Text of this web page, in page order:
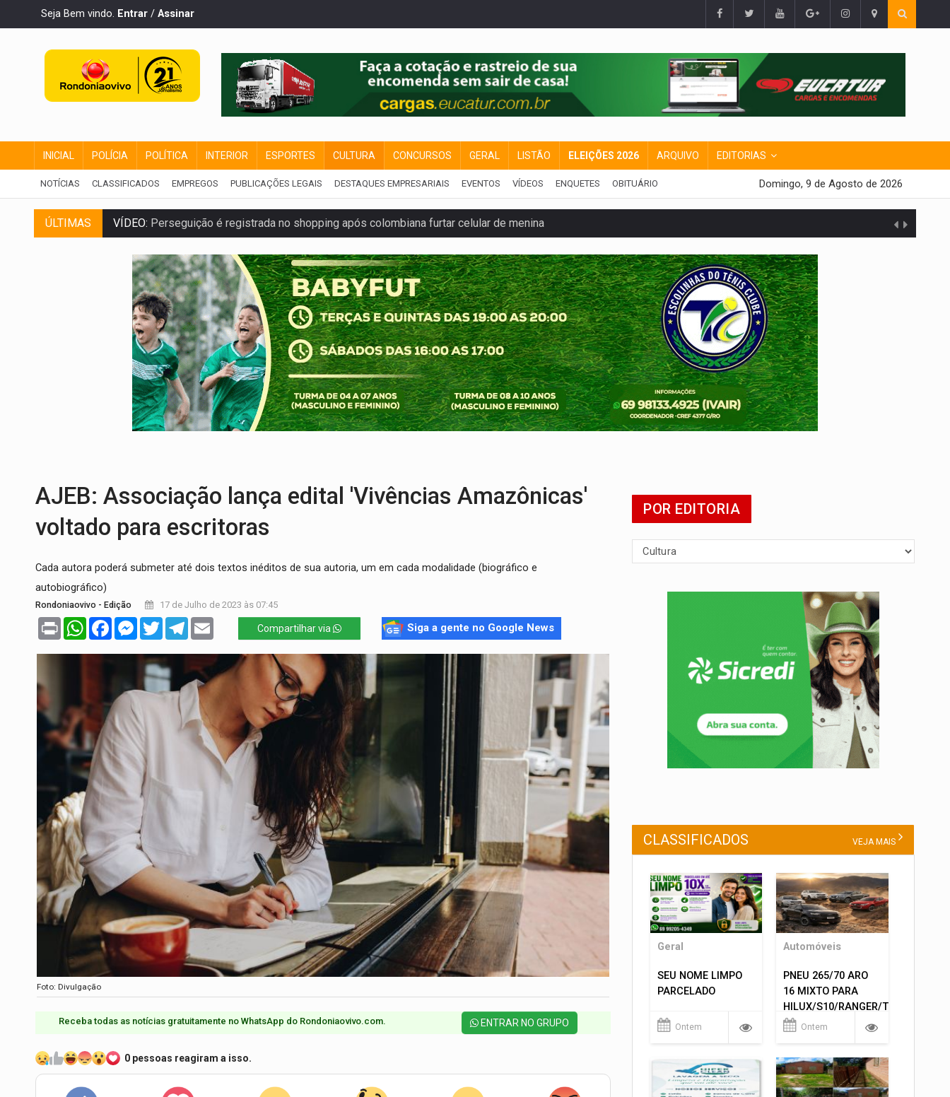
Seja Bem vindo. Entrar / Assinar
INICIAL POLÍCIA POLÍTICA INTERIOR ESPORTES CULTURA CONCURSOS GERAL LISTÃO ELEIÇÕES 2026 ARQUIVO EDITORIAS
NOTÍCIAS CLASSIFICADOS EMPREGOS PUBLICAÇÕES LEGAIS DESTAQUES EMPRESARIAIS EVENTOS VÍDEOS ENQUETES OBITUÁRIO Domingo, 9 de Agosto de 2026
ÚLTIMAS VÍDEO: Perseguição é registrada no shopping após colombiana furtar celular de menina
REFLORESTAMENTO:Plantar árvores não será mais suficiente para comprovar área recuperado
OVNIS NA LUA:Cientistas alertam para possível base secreta no satélite natural da Terra
ACABOU COM PEUGEOT:Incêndio destrói carro que era rebocado para oficina no Centro de Porto Velho
VÍDEO: Ladrão é filmado furtando moto na frente do bar da Marleide
BOLSAS DE PESQUISA:Iniciativa Amazônia+10 lança chamada para fortalecer cadeias da sociobioeconomia
MATERIAL:Brasil tem grandes reservas de urânio, mas produz pouco e importa combustível
AJEB: Associação lança edital 'Vivências Amazônicas'
voltado para escritoras
Cada autora poderá submeter até dois textos inéditos de sua autoria, um em cada modalidade (biográfico e
autobiográfico)
Rondoniaovivo - Edição 17 de Julho de 2023 às 07:45
Print WhatsAppFacebookMessenger
TwitterTelegram Compartilhar via Siga a gente no Google News
Foto: Divulgação
Receba todas as notícias gratuitamente no WhatsApp do Rondoniaovivo.com.​ ENTRAR NO GRUPO
0 pessoas reagiram a isso.
POR EDITORIA
CLASSIFICADOS VEJA MAIS
Geral
SEU NOME LIMPO
PARCELADO
Ontem
Automóveis
PNEU 265/70 ARO
16 MIXTO PARA
HILUX/S10/RANGER/TRITON
ETC... MONTAGEM
Ontem